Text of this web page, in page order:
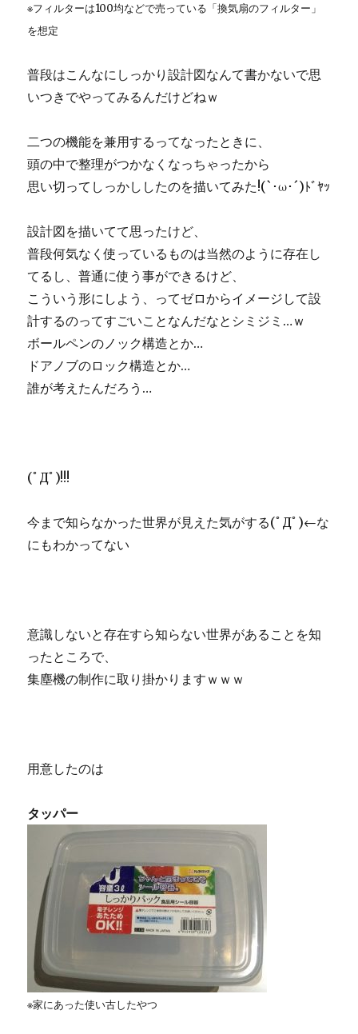
※フィルターは100均などで売っている「換気扇のフィルター」
を想定
普段はこんなにしっかり設計図なんて書かないで思
いつきでやってみるんだけどねｗ
二つの機能を兼用するってなったときに、
頭の中で整理がつかなくなっちゃったから
思い切ってしっかししたのを描いてみた!(`･ω･´)ﾄﾞﾔｯ
設計図を描いてて思ったけど、
普段何気なく使っているものは当然のように存在し
てるし、普通に使う事ができるけど、
こういう形にしよう、ってゼロからイメージして設
計するのってすごいことなんだなとシミジミ…ｗ
ボールペンのノック構造とか…
ドアノブのロック構造とか…
誰が考えたんだろう…
(ﾟДﾟ)!!!
今まで知らなかった世界が見えた気がする(ﾟДﾟ)←な
にもわかってない
意識しないと存在すら知らない世界があることを知
ったところで、
集塵機の制作に取り掛かりますｗｗｗ
用意したのは
タッパー
※家にあった使い古したやつ